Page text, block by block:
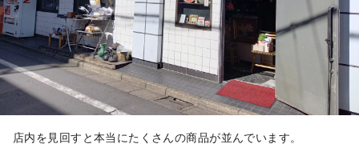
店内を見回すと本当にたくさんの商品が並んでいます。